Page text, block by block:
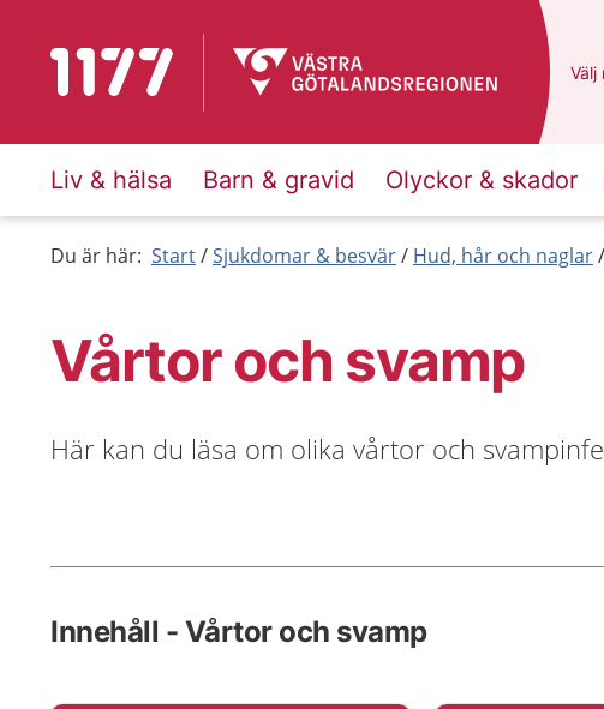
Till startsidan för 1177 Du
Välj
Liv & hälsa Barn & gravid Olyckor & skador
Du är här: Start Sjukdomar & besvär Hud, hår och naglar
Vårtor och svamp
Här kan du läsa om olika vårtor och
Innehåll - Vårtor och svamp